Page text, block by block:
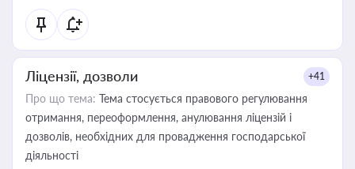
Ліцензії, дозволи +41
Про що тема: Тема стосується правового регулювання
отримання, переоформлення, анулювання ліцензій і
дозволів, необхідних для провадження господарської
діяльності